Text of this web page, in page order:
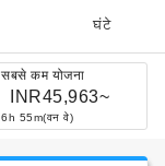
घंटे
सबसे कम योजना
INR45,963~
6h 55m(वन वे)